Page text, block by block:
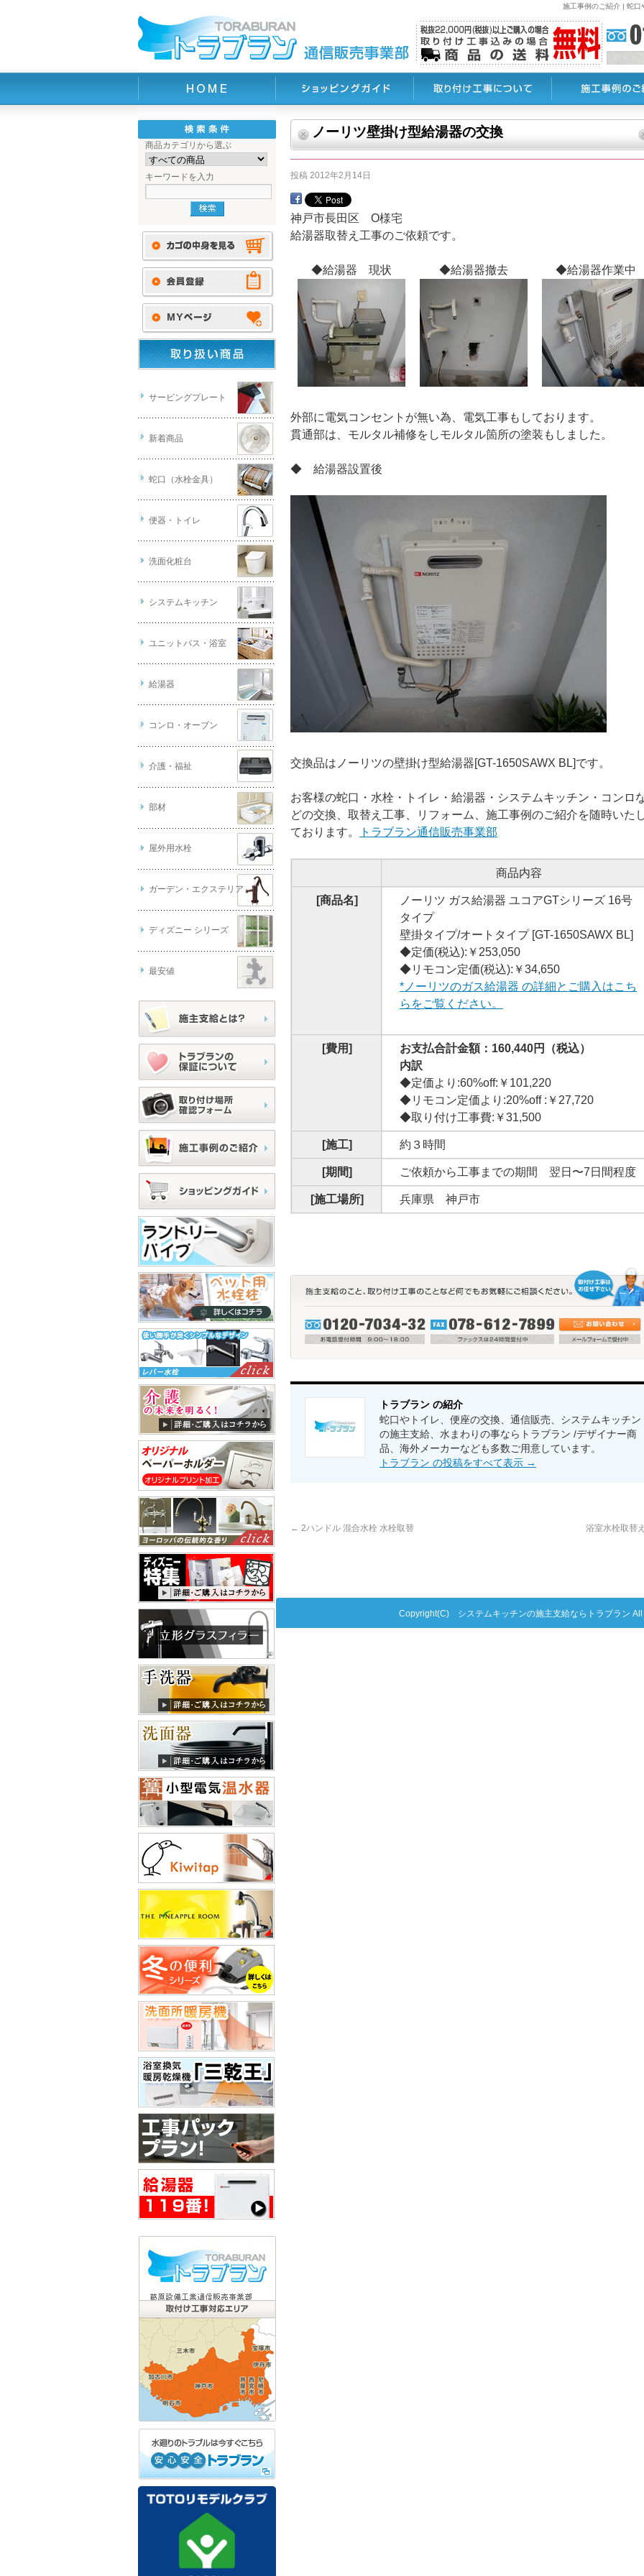
施工事例のご紹介 | 蛇口
サービングプレート
新着商品
蛇口（水栓金具）
便器・トイレ
洗面化粧台
システムキッチン
ユニットバス・浴室
給湯器
コンロ・オーブン
介護・福祉
部材
屋外用水栓
ガーデン・エクステリア
ディズニー シリーズ
最安値
商品カテゴリから選ぶ
キーワードを入力
ノーリツ壁掛け型給湯器の交換
投稿 2012年2月14日
神戸市長田区 O様宅
給湯器取替え工事のご依頼です。
◆給湯器 現状 ◆給湯器撤去 ◆給湯器作業中
外部に電気コンセントが無い為、電気工事もしております。
貫通部は、モルタル補修をしモルタル箇所の塗装もしました。
◆ 給湯器設置後
交換品はノーリツの壁掛け型給湯器[GT-1650SAWX BL]です。
お客様の蛇口・水栓・トイレ・給湯器・システムキッチン・コンロ
どの交換、取替え工事、リフォーム、施工事例のご紹介を随時いた
ております。
トラブラン通信販売事業部
商品内容
[商品名]
ノーリツ ガス給湯器 ユコアGTシリーズ 16号
タイプ
壁掛タイプ/オートタイプ [GT-1650SAWX BL]
◆定価(税込):￥253,050
◆リモコン定価(税込):￥34,650
*ノーリツのガス給湯器 の詳細とご購入はこち
らをご覧ください。
[費用]
お支払合計金額：160,440円（税込）
内訳
◆定価より:60%off:￥101,220
◆リモコン定価より:20%off :￥27,720
◆取り付け工事費:￥31,500
[施工] 約３時間
[期間] ご依頼から工事までの期間 翌日〜7日間程度
[施工場所] 兵庫県 神戸市
トラブラン の紹介
蛇口やトイレ、便座の交換、通信販売、システムキッチン
の施主支給、水まわりの事ならトラブラン /デザイナー商
品、海外メーカーなども多数ご用意しています。
トラブラン の投稿をすべて表示 →
← 2ハンドル 混合水栓 水栓取替 浴室水栓取替え
Copyright(C) システムキッチンの施主支給ならトラブラン